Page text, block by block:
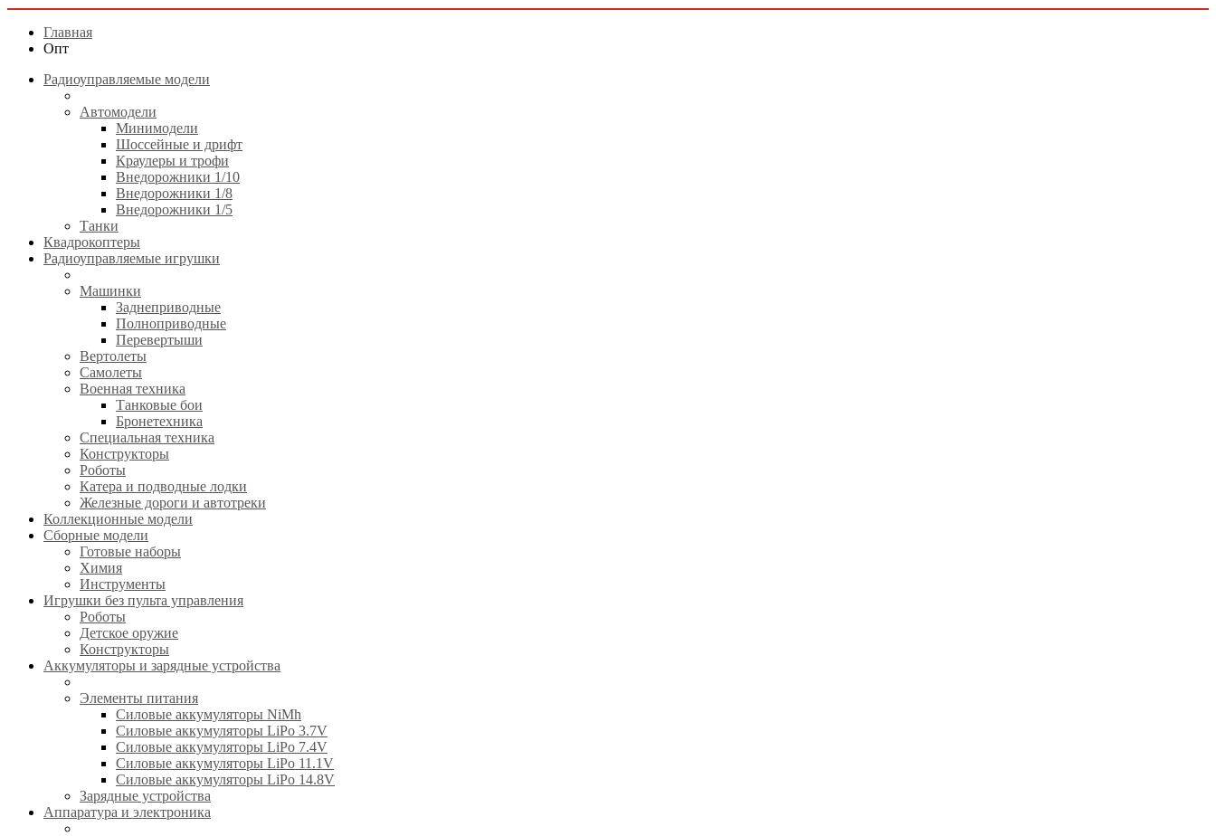
Главная
Опт
Радиоуправляемые модели
Автомодели
Минимодели
Шоссейные и дрифт
Краулеры и трофи
Внедорожники 1/10
Внедорожники 1/8
Внедорожники 1/5
Танки
Квадрокоптеры
Радиоуправляемые игрушки
Машинки
Заднеприводные
Полноприводные
Перевертыши
Вертолеты
Самолеты
Военная техника
Танковые бои
Бронетехника
Специальная техника
Конструкторы
Роботы
Катера и подводные лодки
Железные дороги и автотреки
Коллекционные модели
Сборные модели
Готовые наборы
Химия
Инструменты
Игрушки без пульта управления
Роботы
Детское оружие
Конструкторы
Аккумуляторы и зарядные устройства
Элементы питания
Силовые аккумуляторы NiMh
Силовые аккумуляторы LiPo 3.7V
Силовые аккумуляторы LiPo 7.4V
Силовые аккумуляторы LiPo 11.1V
Силовые аккумуляторы LiPo 14.8V
Зарядные устройства
Аппаратура и электроника